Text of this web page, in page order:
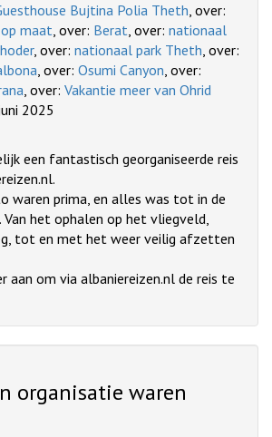
Bujtina Polia Theth, over:
maat, over: Berat, over: nationaal
, over: nationaal park Theth, over:
, over: Osumi Canyon, over:
, over: Vakantie meer van Ohrid
2025
een fantastisch georganiseerde reis
waren prima, en alles was tot in de
Van het ophalen op het vliegveld,
tot en met het weer veilig afzetten
aan om via albaniereizen.nl de reis te
organisatie waren